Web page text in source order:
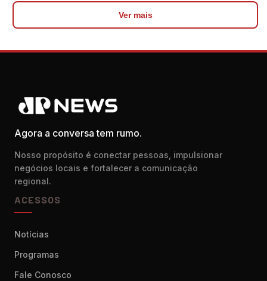
Ver mais
Agora a conversa tem rumo.
Nosso propósito é conectar pessoas, impulsionar
negócios locais e fortalecer a comunicação
regional.
ACESSOS
Notícias
Programas
Fale Conosco